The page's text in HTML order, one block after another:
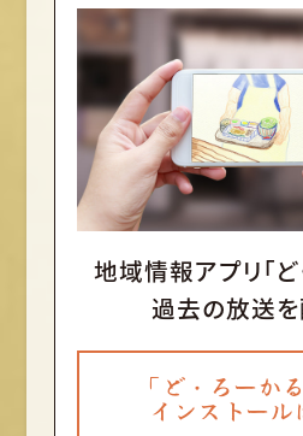
地域情報アプリ「ど
過去の放送を
「ど・ろーか
インストール